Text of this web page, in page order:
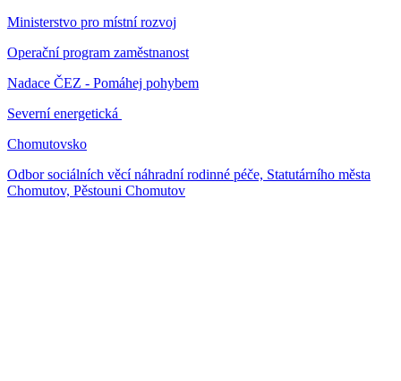
Ministerstvo pro místní rozvoj
Operační program zaměstnanost
Nadace ČEZ - Pomáhej pohybem
Severní energetická
Chomutovsko
Odbor sociálních věcí náhradní rodinné péče, Statutárního města
Chomutov, Pěstouni Chomutov